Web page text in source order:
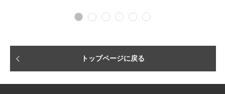
トップページに戻る